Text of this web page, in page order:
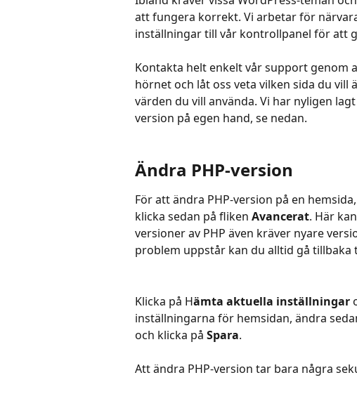
att fungera korrekt. Vi arbetar för
inställningar till vår kontrollpanel för att
Kontakta helt enkelt vår support genom
hörnet och låt oss veta vilken sida du vill
värden du vill använda. Vi har nyligen
version på egen hand, se nedan.
Ändra PHP-version
För att ändra PHP-version på en
klicka sedan på fliken Avancerat. Här
versioner av PHP även kräver nyare
problem uppstår kan du alltid gå tillbaka
Klicka på Hämta aktuella inställningar
inställningarna för hemsidan, ändra
och klicka på Spara.
Att ändra PHP-version tar bara några